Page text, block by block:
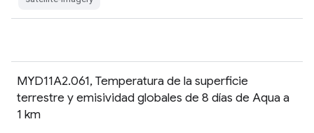
MYD11A2.061, Temperatura de la superficie
terrestre y emisividad globales de 8 días de Aqua a
1 km